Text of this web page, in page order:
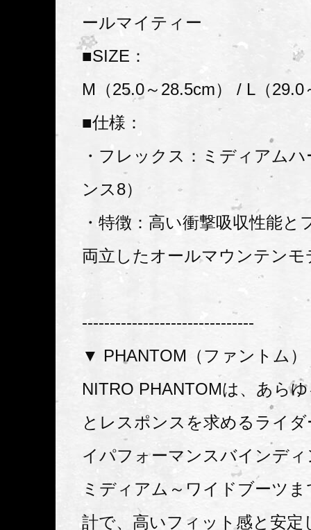
ールマイティー
■SIZE：
M（25.0～28.5cm） / L（29.0
■仕様：
・フレックス：ミディアム
ンス8）
・特徴：高い衝撃吸収性能と
両立したオールマウンテンモ
-------------------------------
▼ PHANTOM（ファントム）
NITRO PHANTOMは、あら
とレスポンスを求めるライ
イパフォーマンスバインデ
ミディアム～ワイドブーツ
計で、高いフィット感と安定